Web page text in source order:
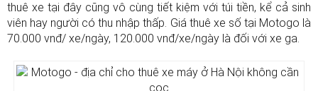
thuê xe tại đây cũng vô cùng tiết kiệm với túi tiền, kể cả sinh
viên hay người có thu nhập thấp. Giá thuê xe số tại Motogo là
70.000 vnđ/ xe/ngày, 120.000 vnđ/xe/ngày là đối với xe ga.